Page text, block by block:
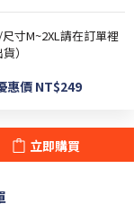
寸M~2XL請在訂單裡
）
惠價 NT$249
立即購買